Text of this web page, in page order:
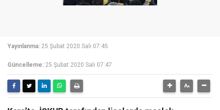
Yayınlanma: 25 Şubat 2020 Salı 07:45
Güncelleme: 25 Şubat 2020 Salı 07:47